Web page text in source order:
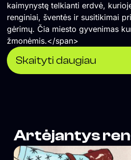
kaimynystę telkianti erdvė,
renginiai, šventės ir susitikimai
gėrimų. Čia miesto gyvenimas
žmonėmis.</span>
Skaityti daugiau
Artėjantys